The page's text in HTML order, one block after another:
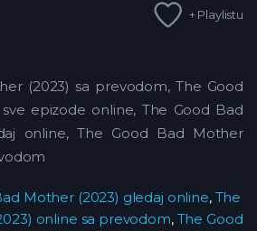
+ Playlistu
(2023) sa prevodom, The Good
epizode online, The Good Bad
online, The Good Bad Mother
Mother (2023) gledaj online, The
online sa prevodom, The Good